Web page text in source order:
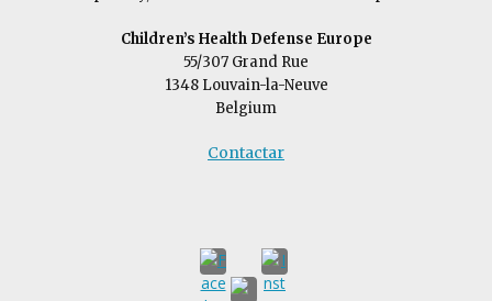
Children’s Health Defense Europe
55/307 Grand Rue
1348 Louvain-la-Neuve
Belgium
Contactar